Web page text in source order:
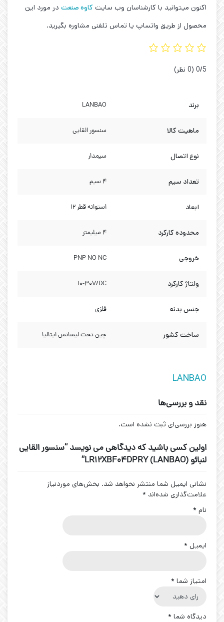
اکنون میتوانید با کارشناسان وب سایت کاوه صنعت در مورد این
محصول از طریق واتساپ یا تماس تلفنی مشاوره بگیرید.
‫0/5 ‫(0 نظر)
برند LANBAO
ماهیت کالا سنسور القایی
نوع اتصال سیمدار
تعداد سیم 4 سیم
ابعاد استوانه قطر 12
محدوده کارکرد 4 میلیمتر
خروجی PNP NO NC
ولتاژ کارکرد 10-30V/DC
جنس بدنه فلزی
ساخت کشور چین تحت لیسانس ایتالیا
LANBAO
نقد و بررسی‌ها
هنوز بررسی‌ای ثبت نشده است.
اولین کسی باشید که دیدگاهی می نویسد “سنسور القایی
لنبائو (LANBAO) LR12XBF04DPRY”
نشانی ایمیل شما منتشر نخواهد شد. بخش‌های موردنیاز
علامت‌گذاری شده‌اند *
نام *
ایمیل *
امتیاز شما *
دیدگاه شما *